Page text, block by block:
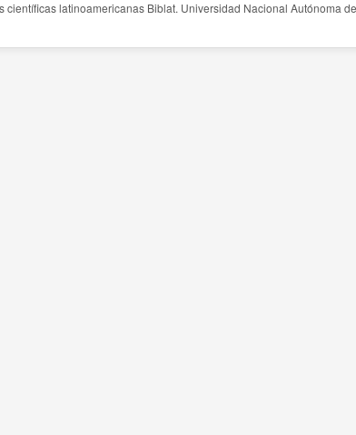
científicas latinoamericanas Biblat. Universidad Nacional Autónoma